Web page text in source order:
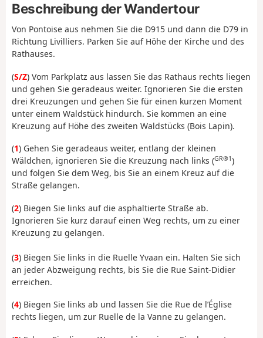
Beschreibung der Wandertour
Von Pontoise aus nehmen Sie die D915 und dann die D79 in
Richtung Livilliers. Parken Sie auf Höhe der Kirche und des
Rathauses.
(S/Z) Vom Parkplatz aus lassen Sie das Rathaus rechts liegen
und gehen Sie geradeaus weiter. Ignorieren Sie die ersten
drei Kreuzungen und gehen Sie für einen kurzen Moment
unter einem Waldstück hindurch. Sie kommen an eine
Kreuzung auf Höhe des zweiten Waldstücks (Bois Lapin).
(1) Gehen Sie geradeaus weiter, entlang der kleinen
Wäldchen, ignorieren Sie die Kreuzung nach links (GR®1)
und folgen Sie dem Weg, bis Sie an einem Kreuz auf die
Straße gelangen.
(2) Biegen Sie links auf die asphaltierte Straße ab.
Ignorieren Sie kurz darauf einen Weg rechts, um zu einer
Kreuzung zu gelangen.
(3) Biegen Sie links in die Ruelle Yvaan ein. Halten Sie sich
an jeder Abzweigung rechts, bis Sie die Rue Saint-Didier
erreichen.
(4) Biegen Sie links ab und lassen Sie die Rue de l’Église
rechts liegen, um zur Ruelle de la Vanne zu gelangen.